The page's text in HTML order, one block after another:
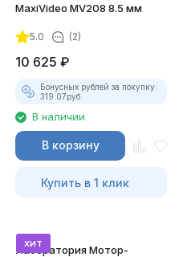
MaxiVideo MV208 8.5 мм
5.0 (2)
10 625 ₽
Бонусных рублей за покупку:
319.07руб.
В наличии
В корзину
Купить в 1 клик
хит
Лаборатория Мотор-